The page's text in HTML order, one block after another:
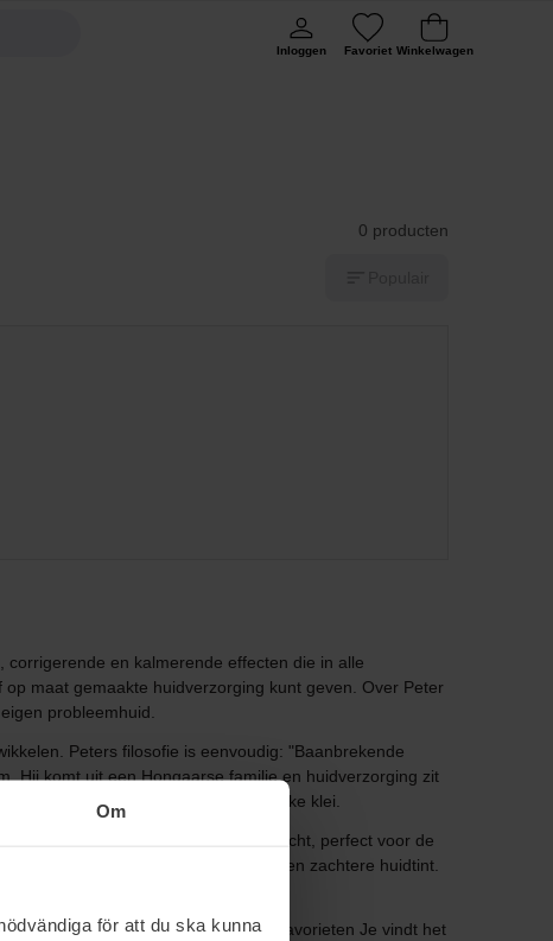
Om
för att du ska kunna
Inloggen Favoriet Winkelwagen
0 producten
en kalmerende effecten die in alle
maat gemaakte huidverzorging kunt geven. Over Peter
probleemhuid.
Peters filosofie is eenvoudig: "Baanbrekende
Hij komt uit een Hongaarse familie en huidverzorging zit
met behulp van mineraalrijke klei.
voelt voller en de hele dag zijdezacht, perfect voor de
en de huid nieuwe glans geeft en een zachtere huidtint.
luxe geven die het verdient.
lift en laat de huid stralen. Onze favorieten Je vindt het